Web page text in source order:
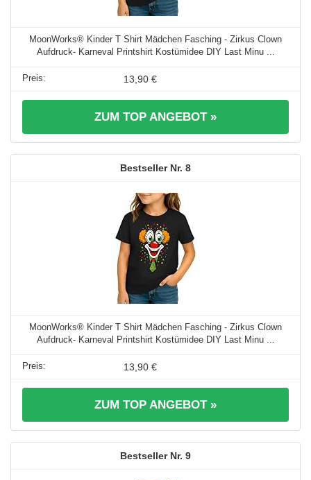
MoonWorks® Kinder T Shirt Mädchen Fasching - Zirkus Clown
Aufdruck- Karneval Printshirt Kostümidee DIY Last Minu ...
13,90 €
ZUM TOP ANGEBOT »
8
MoonWorks® Kinder T Shirt Mädchen Fasching - Zirkus Clown
Aufdruck- Karneval Printshirt Kostümidee DIY Last Minu ...
13,90 €
ZUM TOP ANGEBOT »
9